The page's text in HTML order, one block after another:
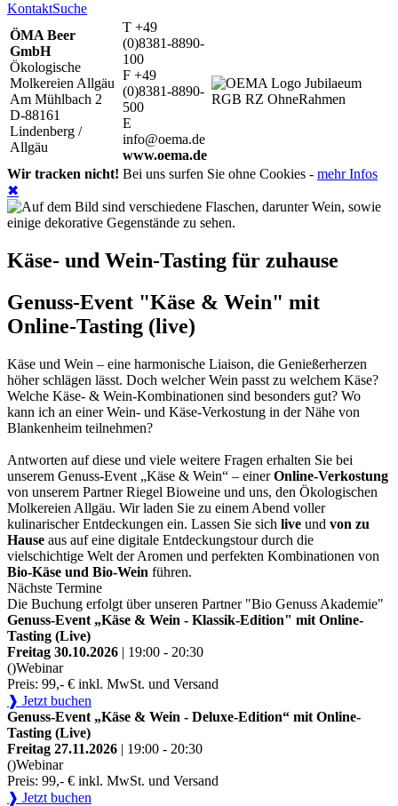
KontaktSuche
ÖMA Beer
GmbH
Ökologische
Molkereien Allgäu
Am Mühlbach 2
D-88161
Lindenberg /
Allgäu
T +49
(0)8381-8890-
100
F +49
(0)8381-8890-
500
E
info@oema.de
www.oema.de
Wir tracken nicht! Bei uns surfen Sie ohne Cookies - mehr Infos
✖
Käse- und Wein-Tasting für zuhause
Genuss-Event "Käse & Wein" mit
Online-Tasting (live)
Käse und Wein – eine harmonische Liaison, die Genießerherzen
höher schlägen lässt. Doch welcher Wein passt zu welchem Käse?
Welche Käse- & Wein-Kombinationen sind besonders gut? Wo
kann ich an einer Wein- und Käse-Verkostung in der Nähe von
Blankenheim teilnehmen?
Antworten auf diese und viele weitere Fragen erhalten Sie bei
unserem Genuss-Event „Käse & Wein“ – einerOnline-Verkostung
von unserem Partner Riegel Bioweine und uns, den Ökologischen
Molkereien Allgäu. Wir laden Sie zu einem Abend voller
kulinarischer Entdeckungen ein. Lassen Sie sich live und von zu
Hause aus auf eine digitale Entdeckungstour durch die
vielschichtige Welt der Aromen und perfekten Kombinationen von
Bio-Käse und Bio-Wein führen.
Nächste Termine
Die Buchung erfolgt über unseren Partner "Bio Genuss Akademie"
Genuss-Event „Käse & Wein - Klassik-Edition" mit Online-
Tasting (Live)
Freitag 30.10.2026 | 19:00 - 20:30
()Webinar
Preis: 99,- € inkl. MwSt. und Versand
❱ Jetzt buchen
Genuss-Event „Käse & Wein - Deluxe-Edition“ mit Online-
Tasting (Live)
Freitag 27.11.2026 | 19:00 - 20:30
()Webinar
Preis: 99,- € inkl. MwSt. und Versand
❱ Jetzt buchen